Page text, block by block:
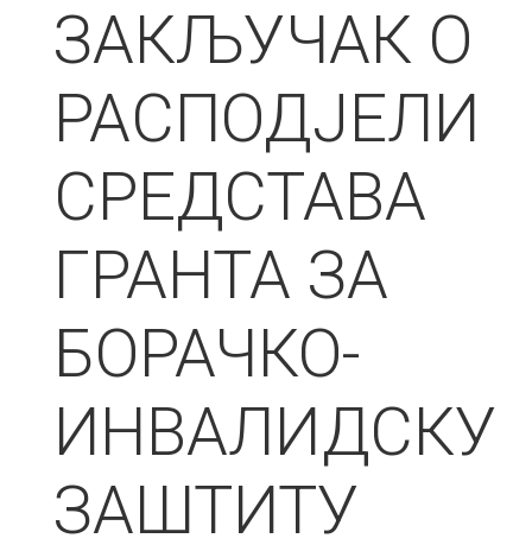
ЗАКЉУЧАК О
РАСПОДЈЕЛИ
СРЕДСТАВА
ГРАНТА ЗА
БОРАЧКО-
ИНВАЛИДСКУ
ЗАШТИТУ